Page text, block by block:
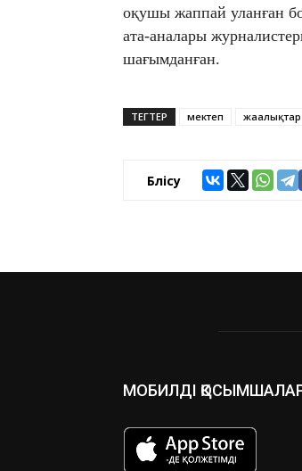
оқушы жаппай уланған
ата-аналары
шағымданған.
ТЕГТЕР мектеп жаңалықтар
Бөлісу
МОБИЛДІ